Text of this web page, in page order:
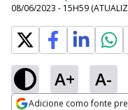
08/06/2023 - 15H59
A+ A-
Adicione como fonte